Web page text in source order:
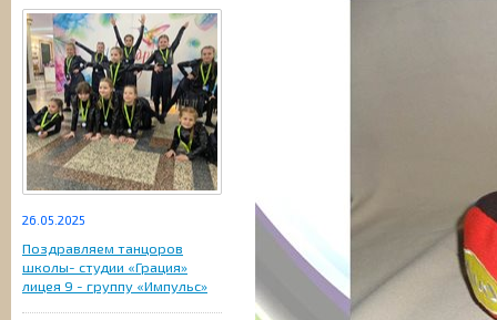
26.05.2025
Поздравляем танцоров
школы- студии «Грация»
лицея 9 - группу «Импульс»